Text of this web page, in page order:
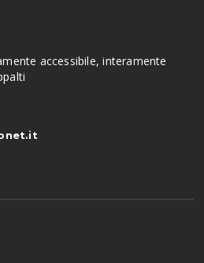
accessibile, interamente